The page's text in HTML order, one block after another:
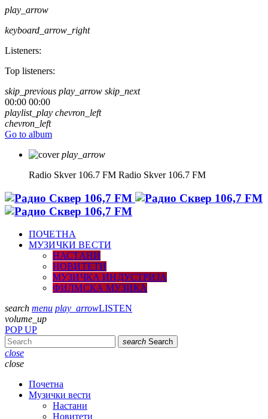
play_arrow
keyboard_arrow_right
Listeners:
Top listeners:
skip_previous play_arrow skip_next
00:00 00:00
playlist_play chevron_left
chevron_left
Go to album
play_arrow
Radio Skver 106.7 FM Radio Skver 106.7 FM
ПОЧЕТНА
МУЗИЧКИ ВЕСТИ
НАСТАНИ
НОВИТЕТИ
МУЗИЧКА ИНДУСТРИЈА
ФИЛМСКА МУЗИКА
search menu play_arrowLISTEN
volume_up
POP UP
search Search
close
close
Почетна
Музички вести
Настани
Новитети